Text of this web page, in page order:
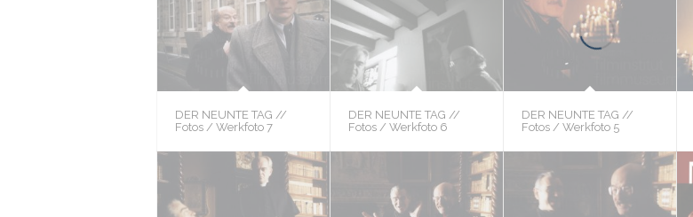
DER NEUNTE TAG //
Fotos / Werkfoto 7
DER NEUNTE TAG //
Fotos / Werkfoto 6
DER NEUNTE TAG //
Fotos / Werkfoto 5